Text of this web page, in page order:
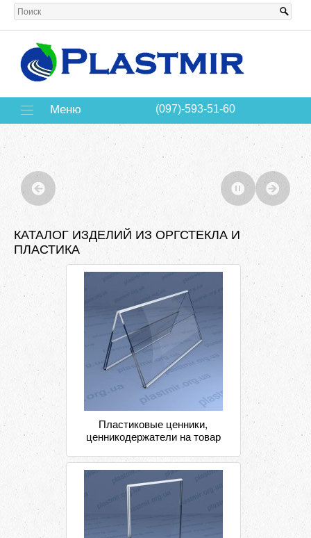
Меню (097)-593-51-60
КАТАЛОГ ИЗДЕЛИЙ ИЗ ОРГСТЕКЛА И
ПЛАСТИКА
Пластиковые ценники,
ценникодержатели на товар